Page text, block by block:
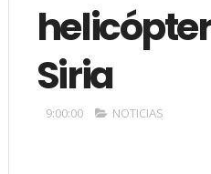
Siria
9:00:00 NOTICIAS